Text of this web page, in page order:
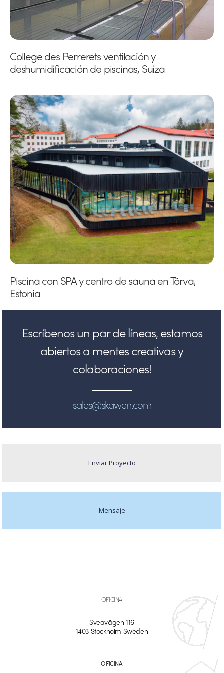
College des Perrerets ventilación y
deshumidificación de piscinas, Suiza
Piscina con SPA y centro de sauna en Tõrva,
Estonia
Escríbenos un par de líneas, estamos
abiertos a mentes creativas y
colaboraciones!
sales@skawen.com
Enviar Proyecto
Mensaje
OFICINA
Sveavägen 116
1403 Stockholm Sweden
OFICINA